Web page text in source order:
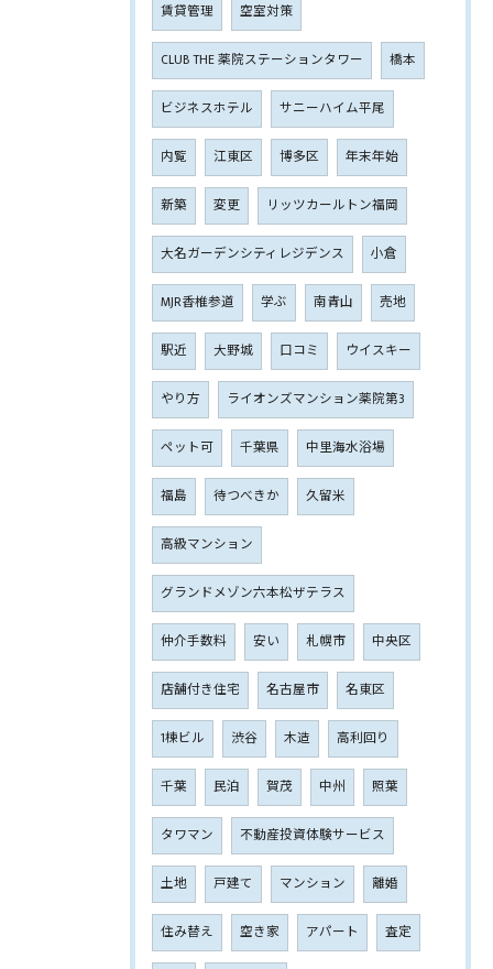
賃貸管理 空室対策
CLUB THE 薬院ステーションタワー 橋本
ビジネスホテル サニーハイム平尾
内覧 江東区 博多区 年末年始
新築 変更 リッツカールトン福岡
大名ガーデンシティレジデンス 小倉
MJR香椎参道 学ぶ 南青山 売地
駅近 大野城 口コミ ウイスキー
やり方 ライオンズマンション薬院第3
ペット可 千葉県 中里海水浴場
福島 待つべきか 久留米
高級マンション
グランドメゾン六本松ザテラス
仲介手数料 安い 札幌市 中央区
店舗付き住宅 名古屋市 名東区
1棟ビル 渋谷 木造 高利回り
千葉 民泊 賀茂 中州 照葉
タワマン 不動産投資体験サービス
土地 戸建て マンション 離婚
住み替え 空き家 アパート 査定